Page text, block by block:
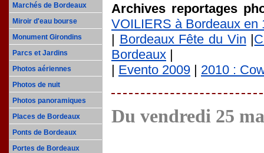
Marchés de Bordeaux
Miroir d'eau bourse
Monument Girondins
Parcs et Jardins
Photos aériennes
Photos de nuit
Photos panoramiques
Places de Bordeaux
Ponts de Bordeaux
Portes de Bordeaux
Archives reportages
VOILIERS à Bordeaux en
| Bordeaux Fête du Vin |
Bordeaux |
| Evento 2009 | 2010 :
Du vendredi 25